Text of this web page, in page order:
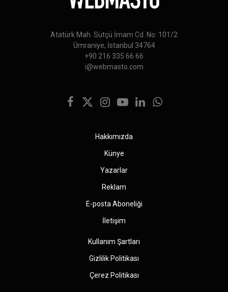
Atatürk Mah. Sütçü İmam Cd. No: 101/2
Ümraniye, İstanbul 34764
+90 216 335 66 66
i@webmasto.com
Facebook
X
Instagram
YouTubeLinkedInWhatsApp
Hakkımızda
Künye
Yazarlar
Reklam
E-posta Aboneliği
İletişim
Kullanım Şartları
Gizlilik Politikası
Çerez Politikası